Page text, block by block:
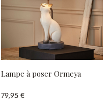
Lampe à poser Ormeya
79,95 €